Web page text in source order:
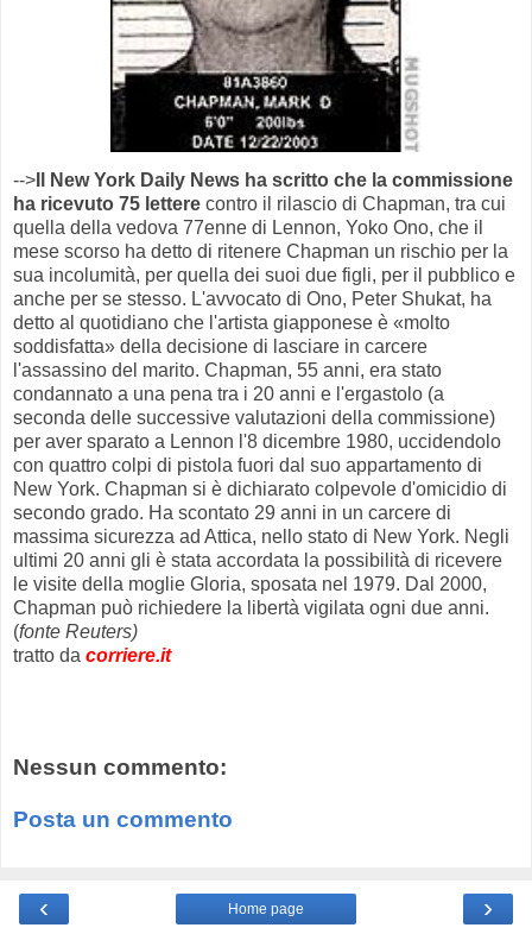
--> Il New York Daily News ha scritto che la commissione
ha ricevuto 75 lettere contro il rilascio di Chapman, tra cui
quella della vedova 77enne di Lennon, Yoko Ono, che il
mese scorso ha detto di ritenere Chapman un rischio per la
sua incolumità, per quella dei suoi due figli, per il pubblico e
anche per se stesso. L'avvocato di Ono, Peter Shukat, ha
detto al quotidiano che l'artista giapponese è «molto
soddisfatta» della decisione di lasciare in carcere
l'assassino del marito. Chapman, 55 anni, era stato
condannato a una pena tra i 20 anni e l'ergastolo (a
seconda delle successive valutazioni della commissione)
per aver sparato a Lennon l'8 dicembre 1980, uccidendolo
con quattro colpi di pistola fuori dal suo appartamento di
New York. Chapman si è dichiarato colpevole d'omicidio di
secondo grado. Ha scontato 29 anni in un carcere di
massima sicurezza ad Attica, nello stato di New York. Negli
ultimi 20 anni gli è stata accordata la possibilità di ricevere
le visite della moglie Gloria, sposata nel 1979. Dal 2000,
Chapman può richiedere la libertà vigilata ogni due anni.
(fonte Reuters)
tratto da corriere.it
Nessun commento:
Posta un commento
‹ ›
Home page